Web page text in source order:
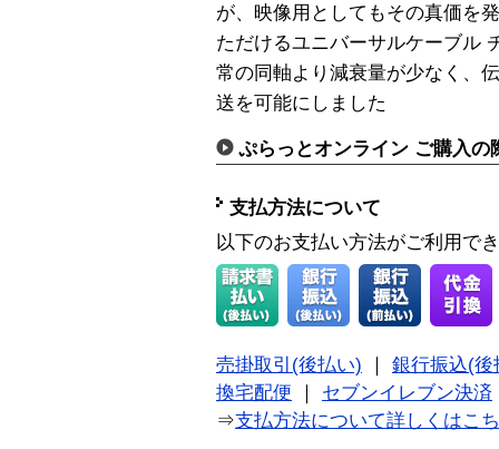
が、映像用としてもその真価を
ただけるユニバーサルケーブル
常の同軸より減衰量が少なく、
送を可能にしました
ぷらっとオンライン ご購入の
支払方法について
以下のお支払い方法がご利用で
売掛取引(後払い)
銀行振込(後
換宅配便
セブンイレブン決済
⇒支払方法について詳しくはこ